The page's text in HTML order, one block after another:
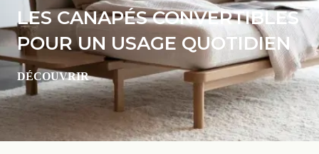
LES CANAPÉS CONVERTIBLES
POUR UN USAGE QUOTIDIEN
DÉCOUVRIR